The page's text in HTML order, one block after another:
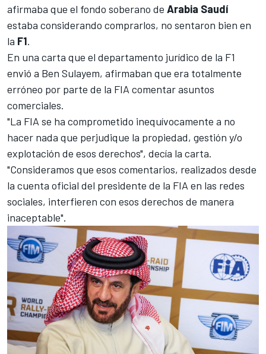
afirmaba que el fondo soberano de Arabia Saudí
estaba considerando comprarlos, no sentaron bien en
la F1.
En una carta que el departamento jurídico de la F1
envió a Ben Sulayem, afirmaban que era totalmente
erróneo por parte de la FIA comentar asuntos
comerciales.
"La FIA se ha comprometido inequívocamente a no
hacer nada que perjudique la propiedad, gestión y/o
explotación de esos derechos", decía la carta.
"Consideramos que esos comentarios, realizados desde
la cuenta oficial del presidente de la FIA en las redes
sociales, interfieren con esos derechos de manera
inaceptable".